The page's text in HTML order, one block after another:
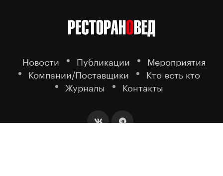
Новости Публикации
Мероприятия
Компании/Поставщики
Кто есть кто
Журналы
Контакты